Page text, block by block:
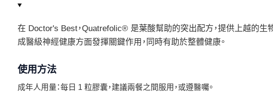
在 Doctor's Best，Quatrefolic® 是葉酸幫助的突出配方，提供上越的生
成醫級神經健康方面發揮關鍵作用，同時有助於整體健康。
使用方法
成年人用量：每日 1 粒膠囊，建議兩餐之間服用，或遵醫囑。